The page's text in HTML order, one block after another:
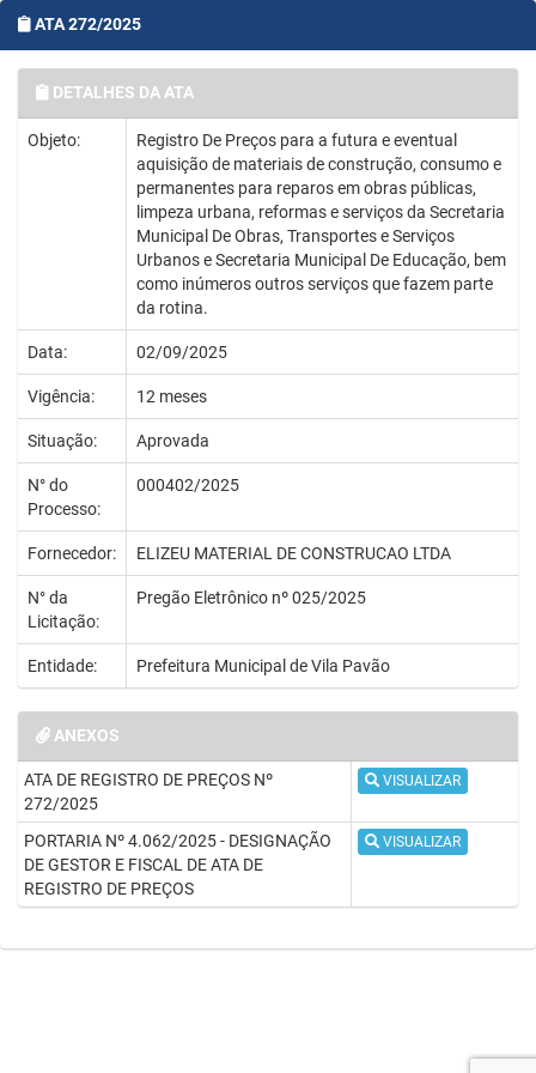
ATA 272/2025
DETALHES DA ATA
Objeto:
Registro De Preços para a futura e eventual
aquisição de materiais de construção, consumo e
permanentes para reparos em obras públicas,
limpeza urbana, reformas e serviços da Secretaria
Municipal De Obras, Transportes e Serviços
Urbanos e Secretaria Municipal De Educação, bem
como inúmeros outros serviços que fazem parte
da rotina.
Data: 02/09/2025
Vigência: 12 meses
Situação: Aprovada
N° do
Processo:
000402/2025
Fornecedor: ELIZEU MATERIAL DE CONSTRUCAO LTDA
N° da
Licitação:
Pregão Eletrônico nº 025/2025
Entidade: Prefeitura Municipal de Vila Pavão
ANEXOS
ATA DE REGISTRO DE PREÇOS Nº
272/2025
VISUALIZAR
PORTARIA Nº 4.062/2025 - DESIGNAÇÃO
DE GESTOR E FISCAL DE ATA DE
REGISTRO DE PREÇOS
VISUALIZAR